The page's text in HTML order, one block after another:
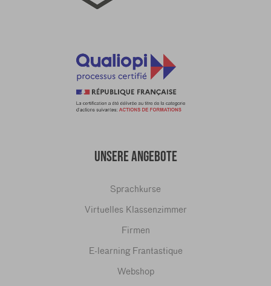
UNSERE ANGEBOTE
Sprachkurse
Virtuelles Klassenzimmer
Firmen
E-learning Frantastique
Webshop